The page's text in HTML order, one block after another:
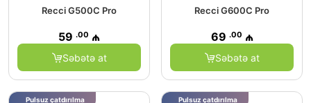
Recci G500C Pro
59 .00 ₼
Səbətə at
Recci G600C Pro
69 .00 ₼
Səbətə at
Pulsuz çatdırılma Pulsuz çatdırılma